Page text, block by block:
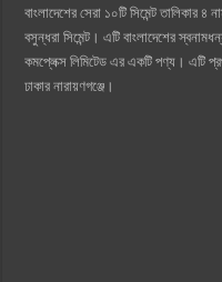
বাংলাদেশের সেরা ১০টি সিমেন্ট তালিকার ৪
বসুন্ধরা সিমেন্ট। এটি বাংলাদেশের
কমপ্লেক্স লিমিটেড এর একটি পণ্য। এটি
ঢাকার নারায়ণগঞ্জে।